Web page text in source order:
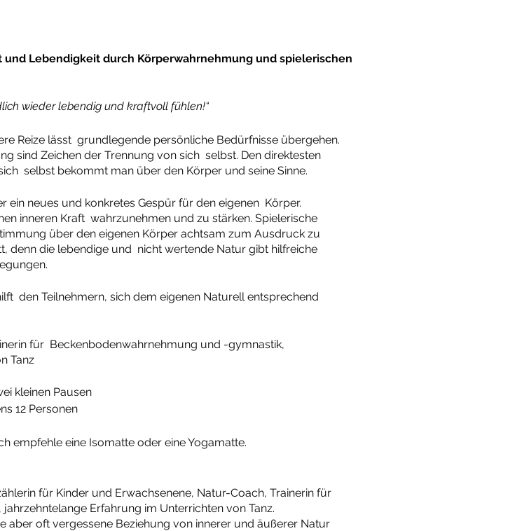
Lebendigkeit durch Körperwahrnehmung und spielerischen
wieder lebendig und kraftvoll fühlen!“
Reize lässt grundlegende persönliche Bedürfnisse übergehen.
sind Zeichen der Trennung von sich selbst. Den direktesten
selbst bekommt man über den Körper und seine Sinne.
ein neues und konkretes Gespür für den eigenen Körper.
inneren Kraft wahrzunehmen und zu stärken. Spielerische
über den eigenen Körper achtsam zum Ausdruck zu
denn die lebendige und nicht wertende Natur gibt hilfreiche
den Teilnehmern, sich dem eigenen Naturell entsprechend
für Beckenbodenwahrnehmung und -gymnastik,
Tanz
kleinen Pausen
12 Personen
empfehle eine Isomatte oder eine Yogamatte.
für Kinder und Erwachsenene, Natur-Coach, Trainerin für
Erfahrung im Unterrichten von Tanz.
aber oft vergessene Beziehung von innerer und äußerer Natur